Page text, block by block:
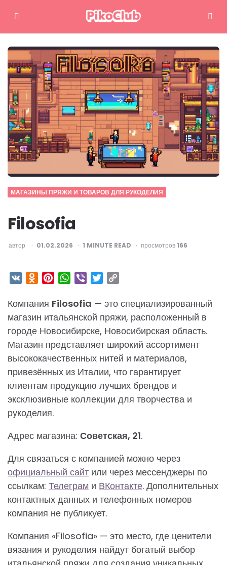
Меню Поиск
МАГАЗИНЫ ПРЯЖИ И ТОВАРОВ ДЛЯ РУКОДЕЛИЯ
Filosofia
ОПУБЛИКОВАНО
автор 01.02.2026 1 MINUTE READ просмотров 166
VK Odnoklassniki
PinterestWhatsApp
Viber Twitter
Компания Filosofia — это специализированный
магазин итальянской пряжи, расположенный в
городе Новосибирске, Новосибирская область.
Магазин представляет широкий ассортимент
высококачественных нитей и материалов,
привезённых из Италии, что гарантирует
клиентам продукцию лучших брендов и
эксклюзивные коллекции для творчества и
рукоделия.
Адрес магазина: Советская, 21.
Для связаться с компанией можно через
официальный сайт или через мессенджеры по
ссылкам: Телеграм и ВКонтакте. Дополнительных
контактных данных и телефонных номеров
компания не публикует.
Компания «Filosofia» — это место, где ценители
вязания и рукоделия найдут богатый выбор